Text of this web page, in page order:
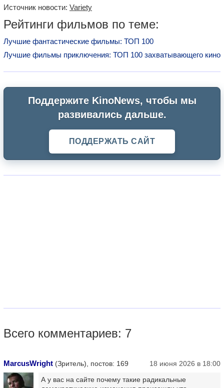
Источник новости: Variety
Рейтинги фильмов по теме:
Лучшие фантастические фильмы: ТОП 100
Лучшие фильмы приключения: ТОП 100 захватывающего кино
Поддержите KinoNews, чтобы мы
развивались дальше.
ПОДДЕРЖАТЬ САЙТ
Всего комментариев: 7
MarcusWright (Зритель), постов: 169
18 июня 2026 в 18:00
А у вас на сайте почему такие радикальные